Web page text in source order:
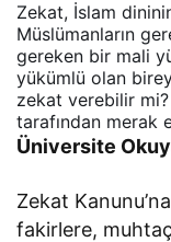
Zekat, İslam
Müslümanların
gereken bir mali
yükümlü olan
zekat verebilir
tarafından merak
Üniversite
Zekat
fakirlere,